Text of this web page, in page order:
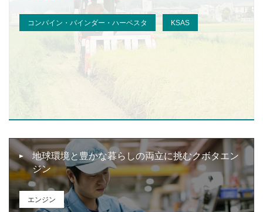
コンバイン・バインダー・ハーベスタ KSAS
地球環境と豊かな暮らしの両立に挑むクボタエン
ジン
エンジン